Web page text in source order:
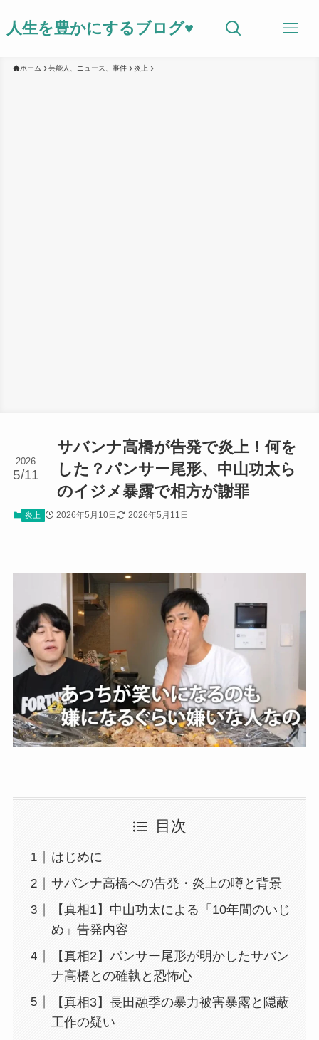
人生を豊かにするブログ♥
ホーム 芸能人、ニュース、事件 炎上
サバンナ高橋が告発で炎上！何を
した？パンサー尾形、中山功太ら
のイジメ暴露で相方が謝罪
2026
5/11
炎上 2026年5月10日 2026年5月11日
目次
はじめに
サバンナ高橋への告発・炎上の噂と背景
【真相1】中山功太による「10年間のいじ
め」告発内容
【真相2】パンサー尾形が明かしたサバン
ナ高橋との確執と恐怖心
【真相3】長田融季の暴力被害暴露と隠蔽
工作の疑い